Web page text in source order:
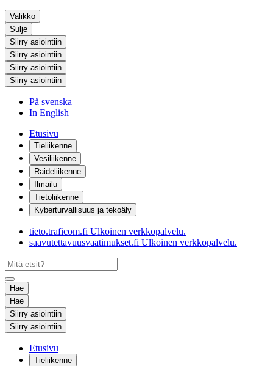
Valikko
Sulje
Siirry asiointiin
Siirry asiointiin
Siirry asiointiin
Siirry asiointiin
På svenska
In English
Etusivu
Tieliikenne
Vesiliikenne
Raideliikenne
Ilmailu
Tietoliikenne
Kyberturvallisuus ja tekoäly
tieto.traficom.fi Ulkoinen verkkopalvelu.
saavutettavuusvaatimukset.fi Ulkoinen verkkopalvelu.
Hae
Hae
Siirry asiointiin
Siirry asiointiin
Etusivu
Tieliikenne